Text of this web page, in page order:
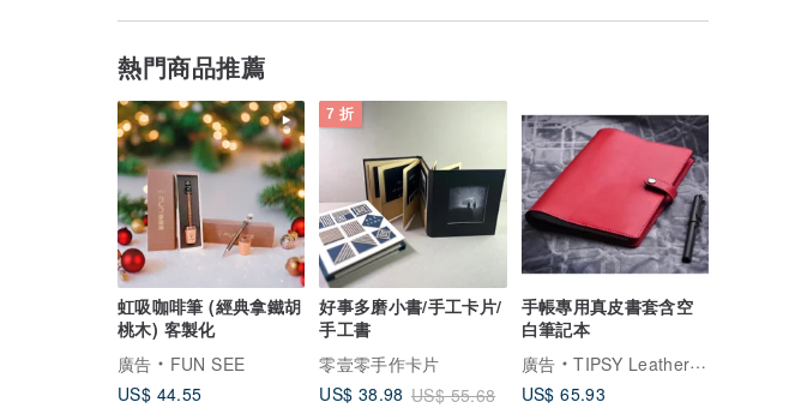
熱門商品推薦
虹吸咖啡筆 (經典拿鐵胡
桃木) 客製化
廣告
FUN SEE
US$ 44.55
7 折
好事多磨小書/手工卡片/
手工書
零壹零手作卡片
US$ 38.98 US$ 55.68
手帳專用真皮書套含空
白筆記本
廣告
TIPSY Leather Goods
US$ 65.93